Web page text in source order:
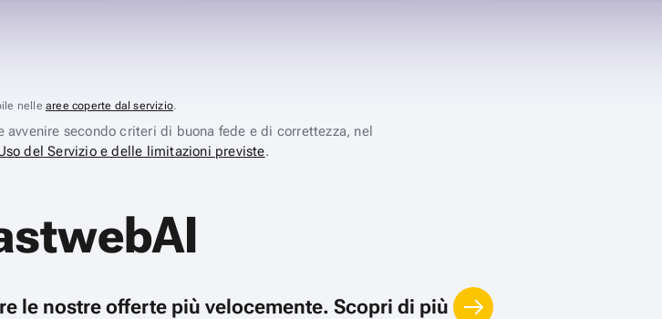
nelle aree coperte dal servizio.
avvenire secondo criteri di buona fede e di correttezza, nel
del Servizio e delle limitazioni previste.
le nostre offerte più velocemente. Scopri di più